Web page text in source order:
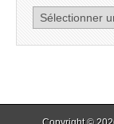
Archives